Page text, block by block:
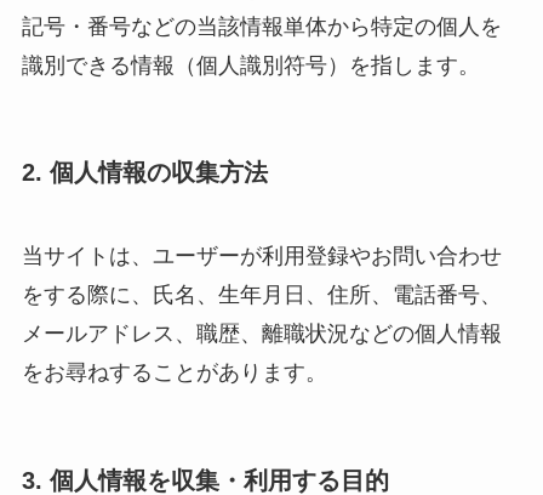
記号・番号などの当該情報単体から特定の個人を
識別できる情報（個人識別符号）を指します。
2. 個人情報の収集方法
当サイトは、ユーザーが利用登録やお問い合わせ
をする際に、氏名、生年月日、住所、電話番号、
メールアドレス、職歴、離職状況などの個人情報
をお尋ねすることがあります。
3. 個人情報を収集・利用する目的